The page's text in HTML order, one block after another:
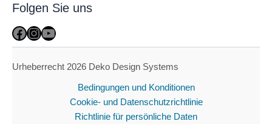
Folgen Sie uns
Facebook
Instagram
YouTube
Urheberrecht 2026 Deko Design Systems
Bedingungen und Konditionen
Cookie- und Datenschutzrichtlinie
Richtlinie für persönliche Daten